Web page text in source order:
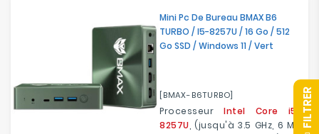
Mini Pc De Bureau BMAX B6
TURBO / I5-8257U / 16 Go / 512
Go SSD / Windows 11 / Vert
[BMAX-B6TURBO]
Processeur Intel Core i5-
8257U , (jusqu'à 3.5 GHz, 6 Mo
R